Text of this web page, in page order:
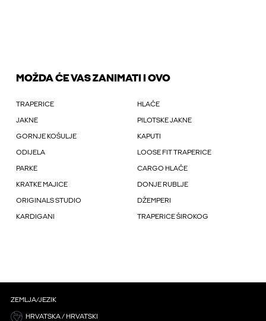
MOŽDA ĆE VAS ZANIMATI I OVO
TRAPERICE HLAČE
JAKNE PILOTSKE JAKNE
GORNJE KOŠULJE KAPUTI
ODIJELA LOOSE FIT TRAPERICE
PARKE CARGO HLAČE
KRATKE MAJICE DONJE RUBLJE
ORIGINALS STUDIO DŽEMPERI
KARDIGANI TRAPERICE ŠIROKOG
ZEMLJA/JEZIK
HRVATSKA / HRVATSKI